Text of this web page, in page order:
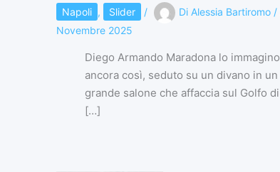
Napoli , Slider / Di Alessia Bartiromo /
Novembre 2025
Diego Armando Maradona lo immagino
ancora così, seduto su un divano in un
grande salone che affaccia sul Golfo di
[…]